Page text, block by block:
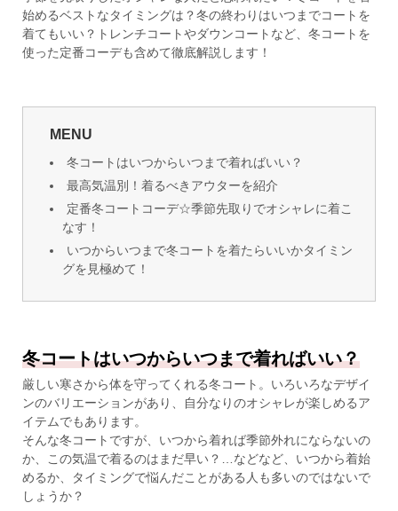
始めるベストなタイミングは？冬の終わりはいつまでコートを
着てもいい？トレンチコートやダウンコートなど、冬コートを
使った定番コーデも含めて徹底解説します！
MENU
冬コートはいつからいつまで着ればいい？
最高気温別！着るべきアウターを紹介
定番冬コートコーデ☆季節先取りでオシャレに着こ
なす！
いつからいつまで冬コートを着たらいいかタイミン
グを見極めて！
冬コートはいつからいつまで着ればいい？
厳しい寒さから体を守ってくれる冬コート。いろいろなデザイ
ンのバリエーションがあり、自分なりのオシャレが楽しめるア
イテムでもあります。
そんな冬コートですが、いつから着れば季節外れにならないの
か、この気温で着るのはまだ早い？…などなど、いつから着始
めるか、タイミングで悩んだことがある人も多いのではないで
しょうか？